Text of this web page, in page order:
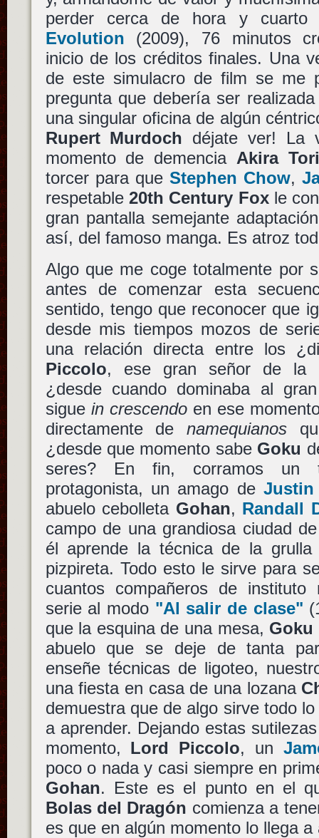
perder cerca de hora y
Evolution (2009), 76 minutos
inicio de los créditos finales. Una
de este simulacro de film se me
pregunta que debería ser
una singular oficina de algún
Rupert Murdoch déjate ver! La
momento de demencia Akira
torcer para que Stephen Chow,
respetable 20th Century Foxle
gran pantalla semejante
así, del famoso manga. Es atroz
Algo que me coge totalmente por
antes de comenzar esta
sentido, tengo que reconocer que
desde mis tiempos mozos de
una relación directa entre los
Piccolo, ese gran señor de la
¿desde cuando dominaba al
sigue in crescendoen ese
directamente de namequianos
¿desde que momento sabe Goku
seres? En fin, corramos un
protagonista, un amago deJustin
abuelo cebolleta Gohan, Randall
campo de una grandiosa ciudad
él aprende la técnica de la
pizpireta. Todo esto le sirve para
cuantos compañeros de
serie al modo "Al salir de clase"
que la esquina de una mesa, Goku
abuelo que se deje de tanta
enseñe técnicas de ligoteo,
una fiesta en casa de una lozana
demuestra que de algo sirve todo
a aprender. Dejando estas
momento, Lord Piccolo, un
poco o nada y casi siempre en
Gohan. Este es el punto en el
Bolas del Dragón comienza a
es que en algún momento lo llega